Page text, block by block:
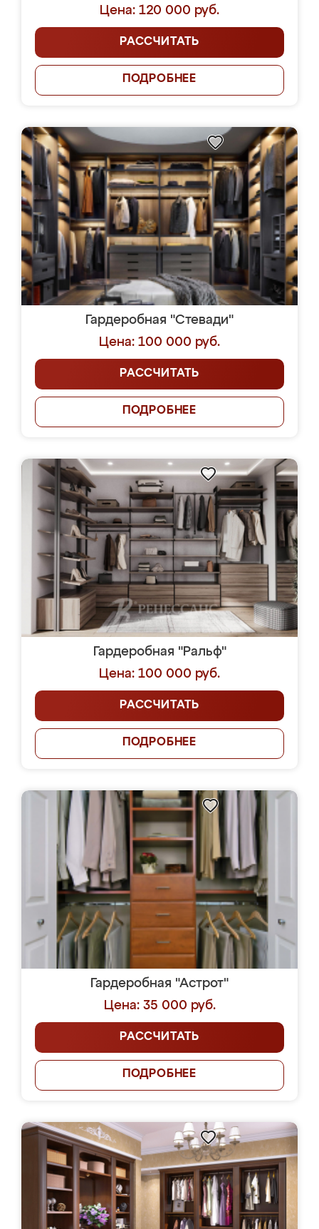
Цена: 120 000 руб.
РАССЧИТАТЬ
ПОДРОБНЕЕ
Гардеробная "Стевади"
Цена: 100 000 руб.
РАССЧИТАТЬ
ПОДРОБНЕЕ
Гардеробная "Ральф"
Цена: 100 000 руб.
РАССЧИТАТЬ
ПОДРОБНЕЕ
Гардеробная "Астрот"
Цена: 35 000 руб.
РАССЧИТАТЬ
ПОДРОБНЕЕ